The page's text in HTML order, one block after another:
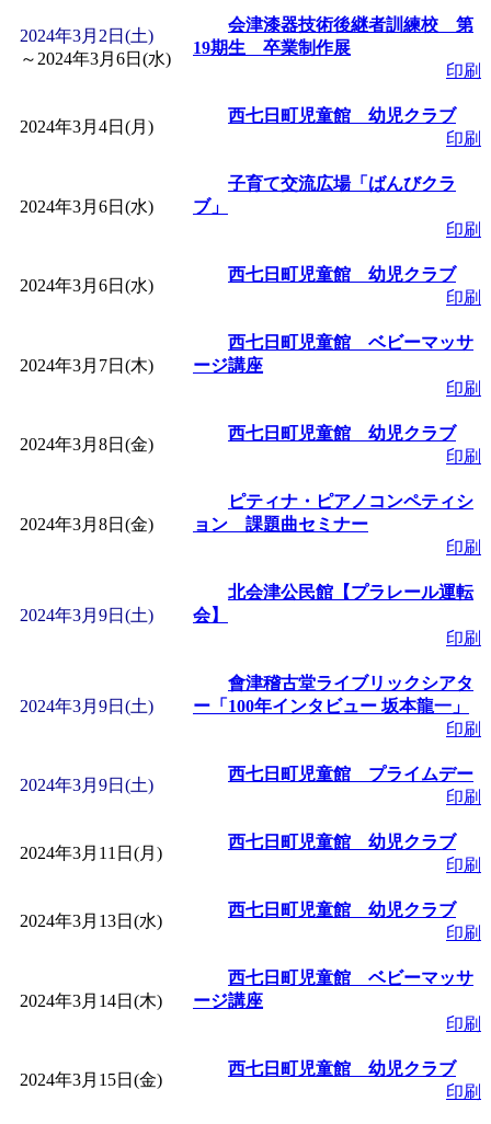
2026/07/10～2026/08/
子育て交流広場「
間：2026/07/13～
「子育て交流広場「
間：2026/08/10～2026/
赤ちゃん子育て講
付期間：2026/08/10～
「赤ちゃん子育て講
付期間：2026/08/10～
まだまだ暑い！コ
レクリエーション 障
ットせよ！」 受付期
皆鶴姫のこびる塾
～」 受付期間：～
「子育て交流広場「
間：2026/08/10～2026/
「 赤ちゃん交流広場
間：2026/08/10～
「みなづる号乗車体
2024年3月2日(土)
～ 2024年3月6日(水)
会津漆器技術後継者訓練校 第
19期生 卒業制作展
印刷
2024年3月4日(月)
西七日町児童館 幼児クラブ
印刷
2024年3月6日(水)
子育て交流広場「ばんびクラ
ブ」
印刷
2024年3月6日(水)
西七日町児童館 幼児クラブ
印刷
2024年3月7日(木)
西七日町児童館 ベビーマッサ
ージ講座
印刷
2024年3月8日(金)
西七日町児童館 幼児クラブ
印刷
2024年3月8日(金)
ピティナ・ピアノコンペティシ
ョン 課題曲セミナー
印刷
2024年3月9日(土)
北会津公民館【プラレール運転
会】
印刷
2024年3月9日(土)
會津稽古堂ライブリックシアタ
ー「100年インタビュー 坂本龍一」
印刷
2024年3月9日(土)
西七日町児童館 プライムデー
印刷
2024年3月11日(月)
西七日町児童館 幼児クラブ
印刷
2024年3月13日(水)
西七日町児童館 幼児クラブ
印刷
2024年3月14日(木)
西七日町児童館 ベビーマッサ
ージ講座
印刷
2024年3月15日(金)
西七日町児童館 幼児クラブ
印刷